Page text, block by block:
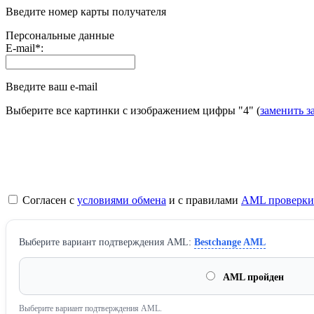
Введите номер карты получателя
Персональные данные
E-mail*:
Введите ваш e-mail
Выберите все картинки с изображением цифры "4" (заменить
Согласен с условиями обмена и с правилами AML проверки
Выберите вариант подтверждения AML: Bestchange AML
AML пройден
Выберите вариант подтверждения AML.